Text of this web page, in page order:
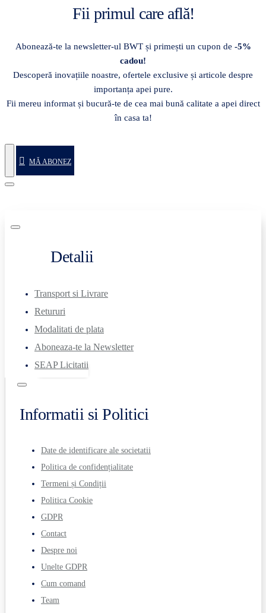
Fii primul care află!
Abonează-te la newsletter-ul BWT și primești un cupon de -5%
cadou!
Descoperă inovațiile noastre, ofertele exclusive și articole despre
importanța apei pure.
Fii mereu informat și bucură-te de cea mai bună calitate a apei direct
în casa ta!
MĂ ABONEZ
Detalii
Transport si Livrare
Retururi
Modalitati de plata
Aboneaza-te la Newsletter
SEAP Licitatii
Informatii si Politici
Date de identificare ale societatii
Politica de confidențialitate
Termeni și Condiții
Politica Cookie
GDPR
Contact
Despre noi
Unelte GDPR
Cum comand
Team